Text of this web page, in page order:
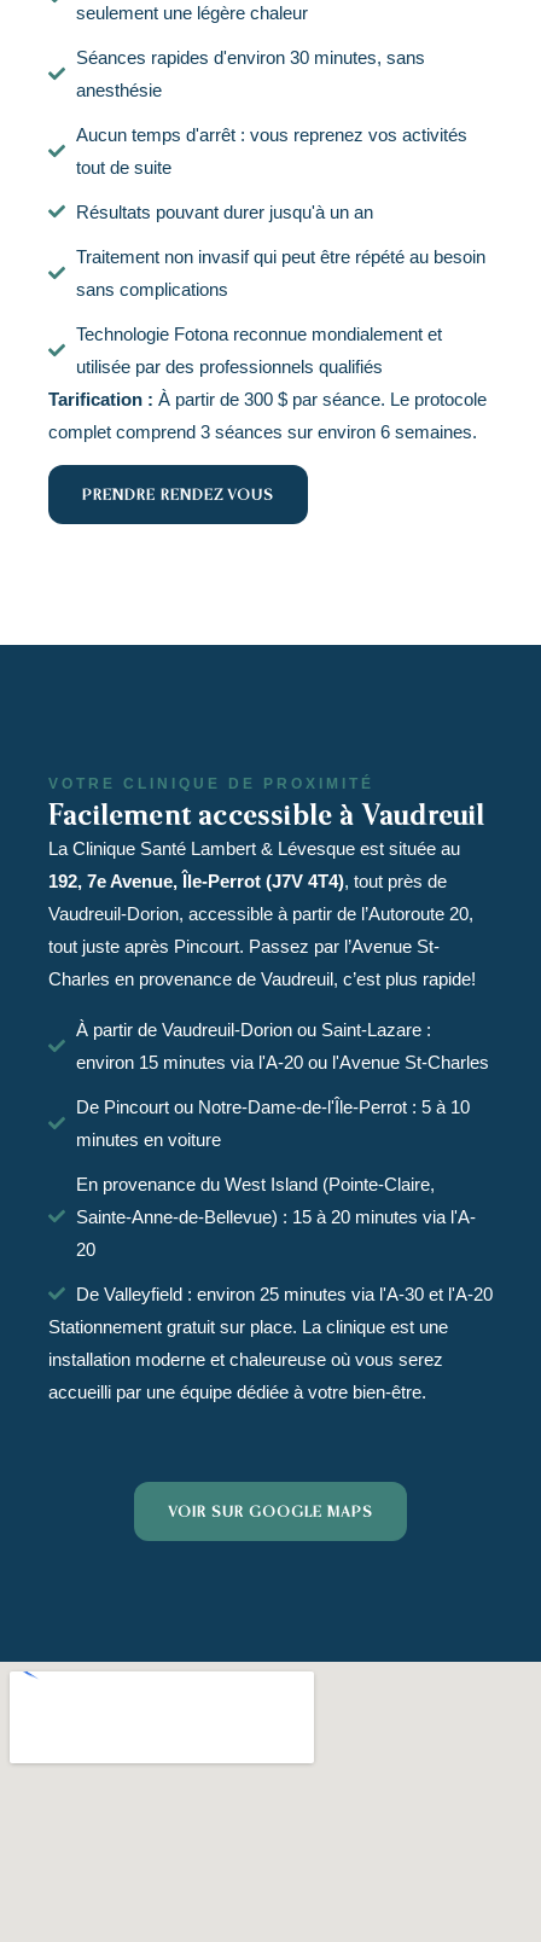
seulement une légère chaleur
Séances rapides d'environ 30 minutes, sans
anesthésie
Aucun temps d'arrêt : vous reprenez vos activités
tout de suite
Résultats pouvant durer jusqu'à un an
Traitement non invasif qui peut être répété au besoin
sans complications
Technologie Fotona reconnue mondialement et
utilisée par des professionnels qualifiés
Tarification : À partir de 300 $ par séance. Le protocole
complet comprend 3 séances sur environ 6 semaines.
PRENDRE RENDEZ-VOUS
VOTRE CLINIQUE DE PROXIMITÉ
Facilement accessible à Vaudreuil
La Clinique Santé Lambert & Lévesque est située au
192, 7e Avenue, Île-Perrot (J7V 4T4), tout près de
Vaudreuil-Dorion, accessible à partir de l’Autoroute 20,
tout juste après Pincourt. Passez par l’Avenue St-
Charles en provenance de Vaudreuil, c’est plus rapide!
À partir de Vaudreuil-Dorion ou Saint-Lazare :
environ 15 minutes via l'A-20 ou l'Avenue St-Charles
De Pincourt ou Notre-Dame-de-l'Île-Perrot : 5 à 10
minutes en voiture
En provenance du West Island (Pointe-Claire,
Sainte-Anne-de-Bellevue) : 15 à 20 minutes via l'A-
20
De Valleyfield : environ 25 minutes via l'A-30 et l'A-20
Stationnement gratuit sur place. La clinique est une
installation moderne et chaleureuse où vous serez
accueilli par une équipe dédiée à votre bien-être.
VOIR SUR GOOGLE MAPS